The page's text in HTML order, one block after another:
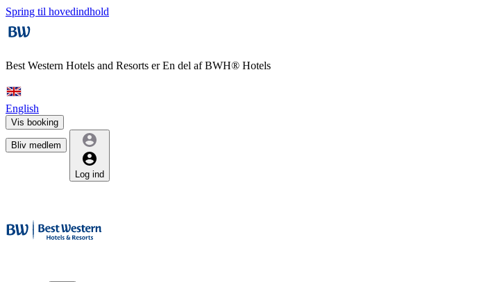
Spring til hovedindhold
Best Western Hotels and Resorts erEn del af BWH® Hotels
English
Vis booking
Bliv medlem
Log ind